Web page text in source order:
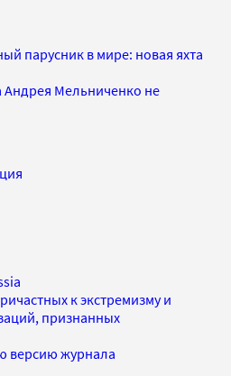
парусник в мире: новая яхта
Андрея Мельниченко не
к экстремизму и
признанных
версию журнала